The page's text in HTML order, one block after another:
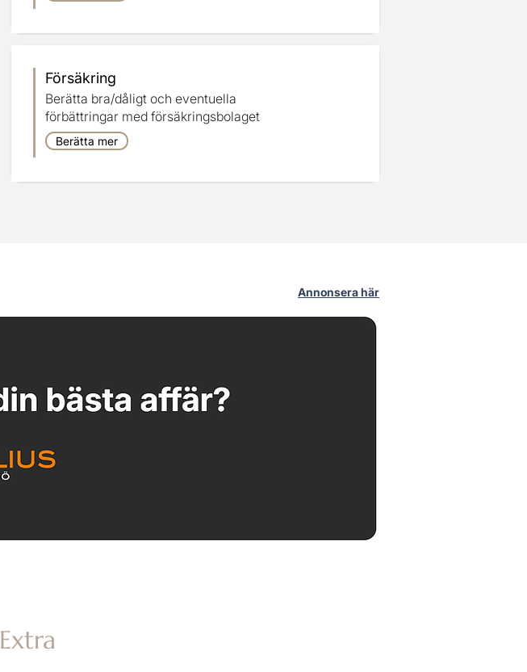
Försäkring
Berätta bra/dåligt och eventuella
förbättringar med försäkringsbolaget
Berätta mer
Annonsera här
Extra